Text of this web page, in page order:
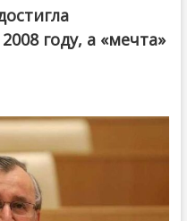
году, а «мечта»